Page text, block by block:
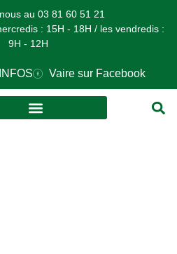
au 03 81 60 51 21
: 15H - 18H / les vendredis :
9H - 12H
Vaire sur Facebook